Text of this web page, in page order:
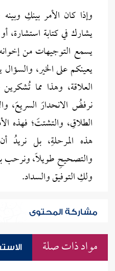
وإذا كان الأمر بينكِ
يشارك في كتابة استشارة،
يسمع التوجيهات من
يعينكم على الخير،
العلاقة، وهذا مما
نرفضُ الانحدارَ السريعَ،
الطلاقِ، والتشتتَ؛ فهذه
هذه المرحلةِ، بل
والتصحيحِ طويلًا، ونرحب
ولكِ التوفيق والسداد.
مشاركة المحتوى
مواد ذات صلة